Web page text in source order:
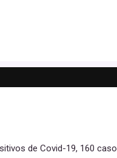
de Covid-19, 160